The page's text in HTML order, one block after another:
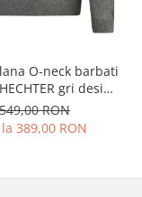
O-neck barbati
gri design
iarna
549,00 RON
389,00 RON